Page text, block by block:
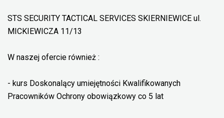
STS SECURITY TACTICAL SERVICES SKIERNIEWICE ul.
MICKIEWICZA 11/13
W naszej ofercie również :
- kurs Doskonalący umiejętności Kwalifikowanych
Pracowników Ochrony obowiązkowy co 5 lat